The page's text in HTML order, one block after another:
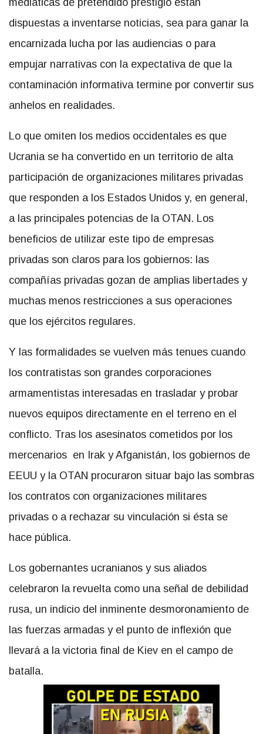
mediáticas de pretendido prestigio están
dispuestas a inventarse noticias, sea para ganar la
encarnizada lucha por las audiencias o para
empujar narrativas con la expectativa de que la
contaminación informativa termine por convertir sus
anhelos en realidades.
Lo que omiten los medios occidentales es que
Ucrania se ha convertido en un territorio de alta
participación de organizaciones militares privadas
que responden a los Estados Unidos y, en general,
a las principales potencias de la OTAN. Los
beneficios de utilizar este tipo de empresas
privadas son claros para los gobiernos: las
compañías privadas gozan de amplias libertades y
muchas menos restricciones a sus operaciones
que los ejércitos regulares.
Y las formalidades se vuelven más tenues cuando
los contratistas son grandes corporaciones
armamentistas interesadas en trasladar y probar
nuevos equipos directamente en el terreno en el
conflicto. Tras los asesinatos cometidos por los
mercenarios en Irak y Afganistán, los gobiernos de
EEUU y la OTAN procuraron situar bajo las sombras
los contratos con organizaciones militares
privadas o a rechazar su vinculación si ésta se
hace pública.
Los gobernantes ucranianos y sus aliados
celebraron la revuelta como una señal de debilidad
rusa, un indicio del inminente desmoronamiento de
las fuerzas armadas y el punto de inflexión que
llevará a la victoria final de Kiev en el campo de
batalla.